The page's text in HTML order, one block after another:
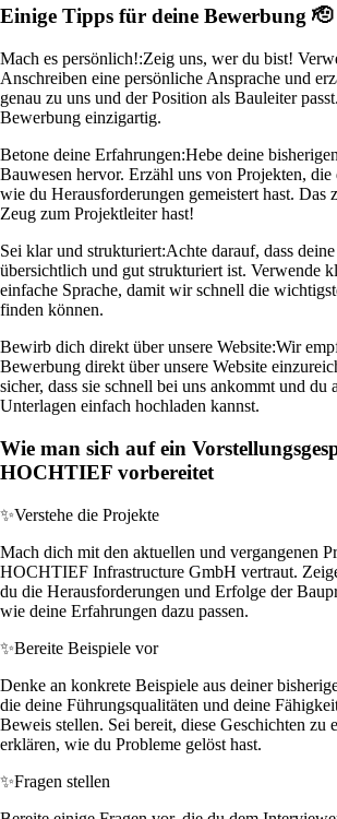
Einige Tipps für deine Bewerbung 🫡
Mach es persönlich!:Zeig uns, wer du bist!
Anschreiben eine persönliche Ansprache und
genau zu uns und der Position als Bauleiter
Bewerbung einzigartig.
Betone deine Erfahrungen:Hebe deine
Bauwesen hervor. Erzähl uns von Projekten, die
wie du Herausforderungen gemeistert hast. Das
Zeug zum Projektleiter hast!
Sei klar und strukturiert:Achte darauf, dass
übersichtlich und gut strukturiert ist. Verwende
einfache Sprache, damit wir schnell die
finden können.
Bewirb dich direkt über unsere Website:Wir
Bewerbung direkt über unsere Website
sicher, dass sie schnell bei uns ankommt und du
Unterlagen einfach hochladen kannst.
Wie man sich auf ein
HOCHTIEF vorbereitet
✨Verstehe die Projekte
Mach dich mit den aktuellen und vergangenen
HOCHTIEF Infrastructure GmbH vertraut.
du die Herausforderungen und Erfolge der
wie deine Erfahrungen dazu passen.
✨Bereite Beispiele vor
Denke an konkrete Beispiele aus deiner
die deine Führungsqualitäten und deine
Beweis stellen. Sei bereit, diese Geschichten zu
erklären, wie du Probleme gelöst hast.
✨Fragen stellen